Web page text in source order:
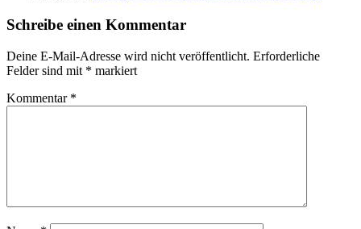
Schreibe einen Kommentar
Deine E-Mail-Adresse wird nicht veröffentlicht. Erforderliche
Felder sind mit * markiert
Kommentar *